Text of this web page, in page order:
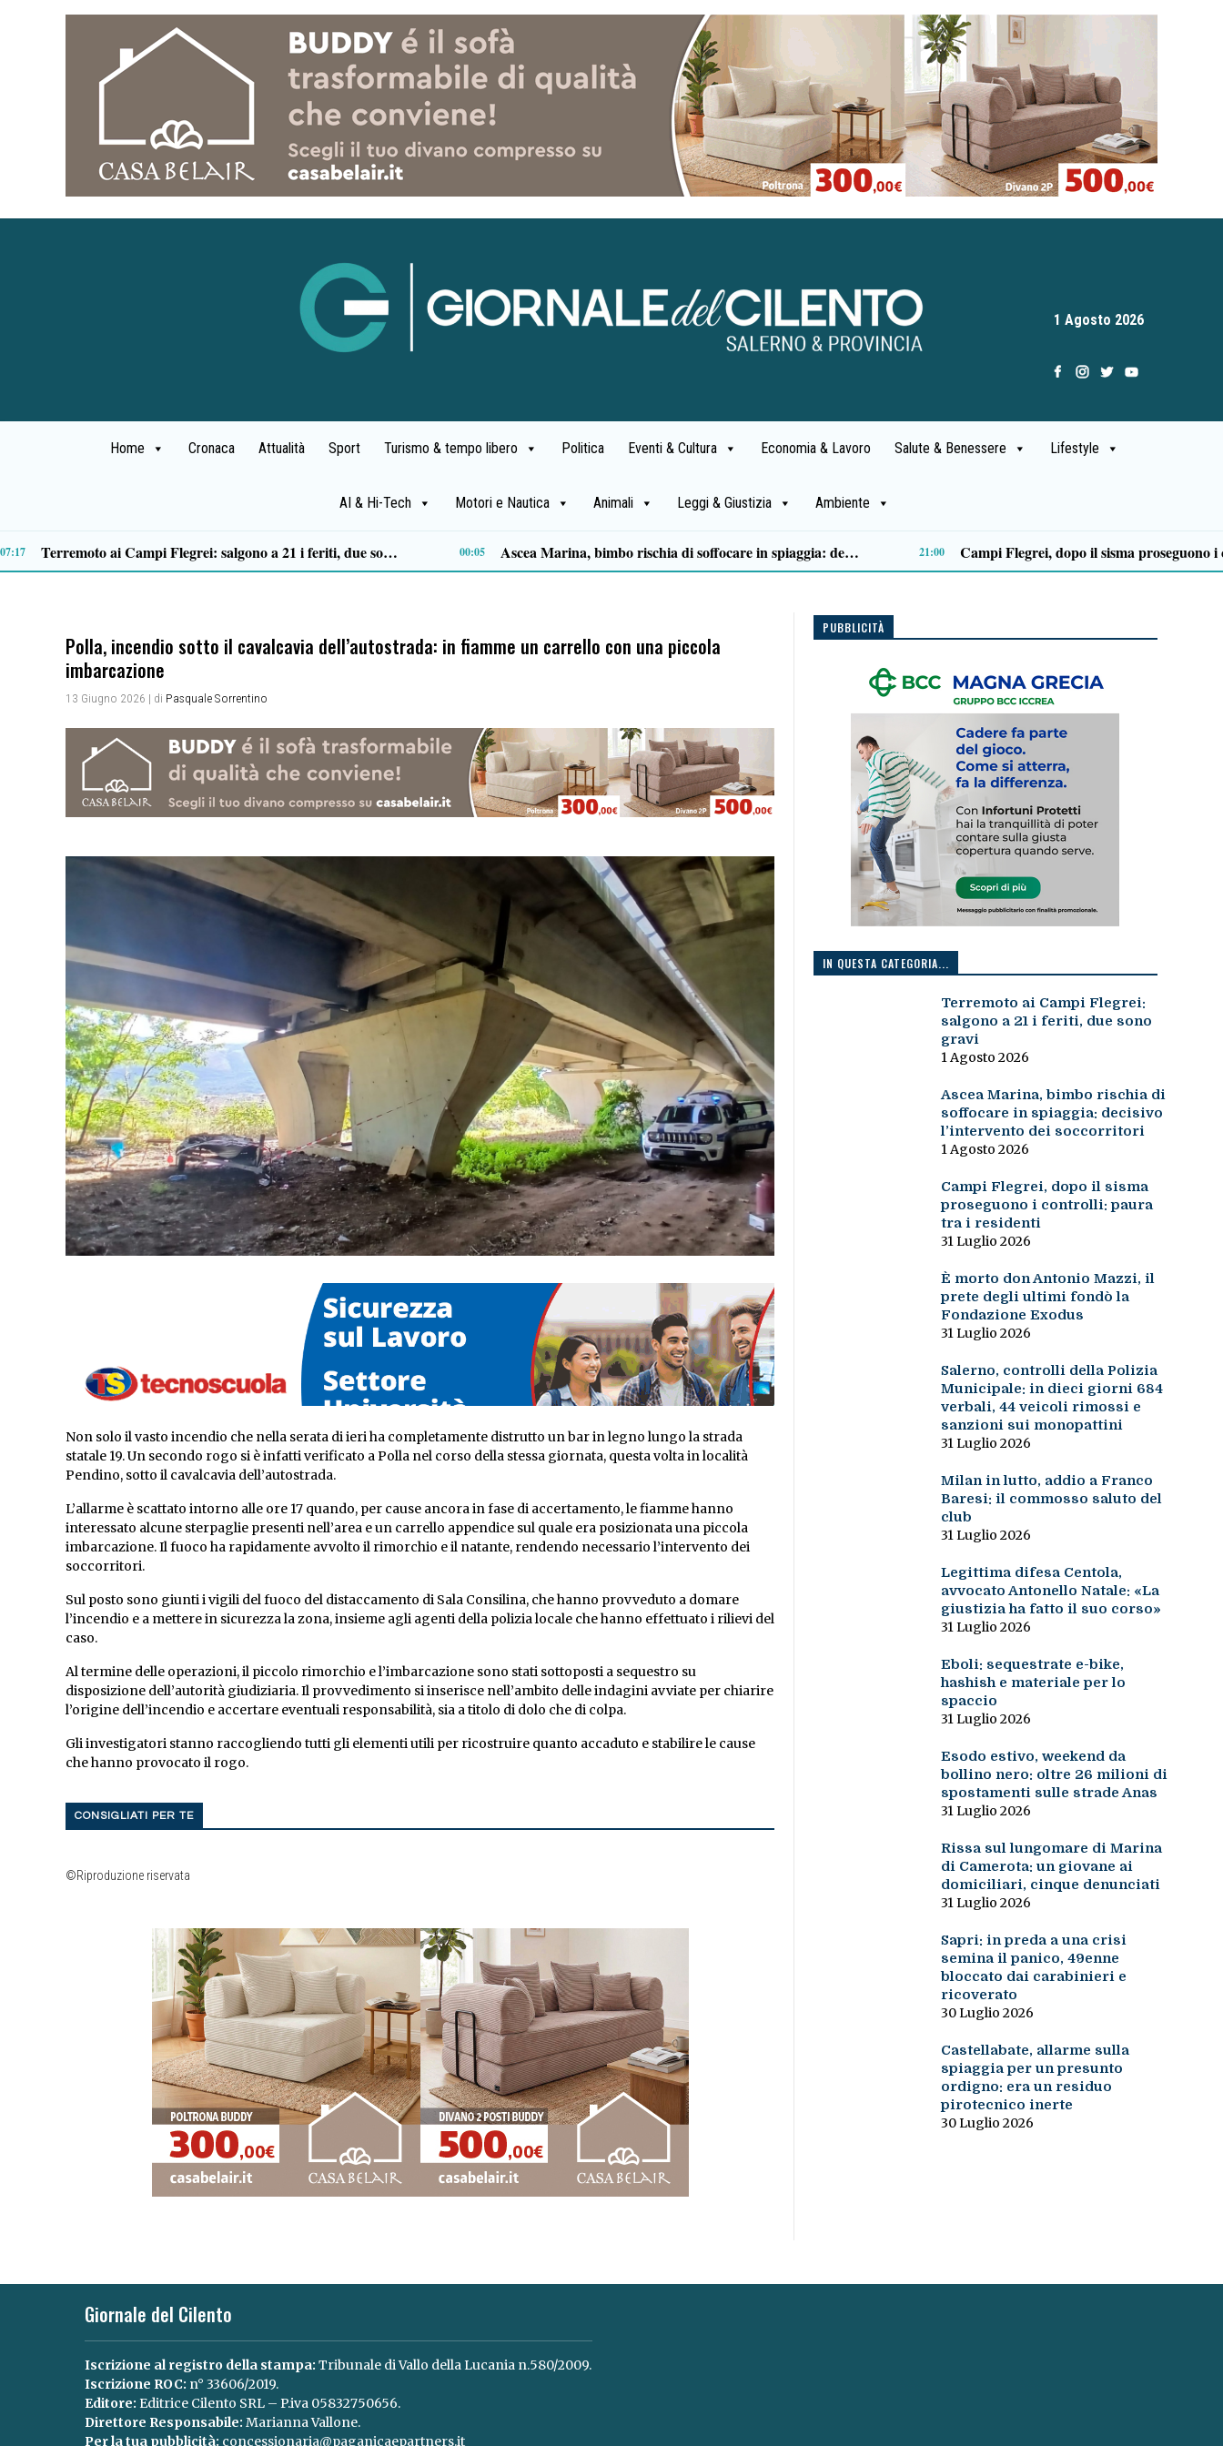
1 Agosto 2026
Home Cronaca Attualità Sport Turismo & tempo libero Politica Eventi & Cultura Economia & Lavoro Salute & Benessere Lifestyle
AI & Hi-Tech Motori e Nautica Animali Leggi & Giustizia Ambiente
Il MOA di Eboli ottiene il riconoscimento di Museo di interesse regionale 14:14 Milan in lutto, addio a Franco Baresi: il commosso saluto del club 13:53 Castellabate, Spinelli e Di Luccia uniscono le forze in vista delle comunali 2027 13:32
Polla, incendio sotto il cavalcavia dell’autostrada: in fiamme un carrello con una piccola
imbarcazione
13 Giugno 2026 | di Pasquale Sorrentino
Non solo il vasto incendio che nella serata di ieri ha completamente distrutto un bar in legno lungo la strada
statale 19. Un secondo rogo si è infatti verificato a Polla nel corso della stessa giornata, questa volta in località
Pendino, sotto il cavalcavia dell’autostrada.
L’allarme è scattato intorno alle ore 17 quando, per cause ancora in fase di accertamento, le fiamme hanno
interessato alcune sterpaglie presenti nell’area e un carrello appendice sul quale era posizionata una piccola
imbarcazione. Il fuoco ha rapidamente avvolto il rimorchio e il natante, rendendo necessario l’intervento dei
soccorritori.
Sul posto sono giunti i vigili del fuoco del distaccamento di Sala Consilina, che hanno provveduto a domare
l’incendio e a mettere in sicurezza la zona, insieme agli agenti della polizia locale che hanno effettuato i rilievi del
caso.
Al termine delle operazioni, il piccolo rimorchio e l’imbarcazione sono stati sottoposti a sequestro su
disposizione dell’autorità giudiziaria. Il provvedimento si inserisce nell’ambito delle indagini avviate per chiarire
l’origine dell’incendio e accertare eventuali responsabilità, sia a titolo di dolo che di colpa.
Gli investigatori stanno raccogliendo tutti gli elementi utili per ricostruire quanto accaduto e stabilire le cause
che hanno provocato il rogo.
CONSIGLIATI PER TE
©Riproduzione riservata
PUBBLICITÀ
IN QUESTA CATEGORIA...
Terremoto ai Campi Flegrei:
salgono a 21 i feriti, due sono
gravi
1 Agosto 2026
Ascea Marina, bimbo rischia di
soffocare in spiaggia: decisivo
l’intervento dei soccorritori
1 Agosto 2026
Campi Flegrei, dopo il sisma
proseguono i controlli: paura
tra i residenti
31 Luglio 2026
È morto don Antonio Mazzi, il
prete degli ultimi fondò la
Fondazione Exodus
31 Luglio 2026
Salerno, controlli della Polizia
Municipale: in dieci giorni 684
verbali, 44 veicoli rimossi e
sanzioni sui monopattini
31 Luglio 2026
Milan in lutto, addio a Franco
Baresi: il commosso saluto del
club
31 Luglio 2026
Legittima difesa Centola,
avvocato Antonello Natale: «La
giustizia ha fatto il suo corso»
31 Luglio 2026
Eboli: sequestrate e-bike,
hashish e materiale per lo
spaccio
31 Luglio 2026
Esodo estivo, weekend da
bollino nero: oltre 26 milioni di
spostamenti sulle strade Anas
31 Luglio 2026
Rissa sul lungomare di Marina
di Camerota: un giovane ai
domiciliari, cinque denunciati
31 Luglio 2026
Sapri: in preda a una crisi
semina il panico, 49enne
bloccato dai carabinieri e
ricoverato
30 Luglio 2026
Castellabate, allarme sulla
spiaggia per un presunto
ordigno: era un residuo
pirotecnico inerte
30 Luglio 2026
Giornale del Cilento
Iscrizione al registro della stampa: Tribunale di Vallo della Lucania n.580/2009.
Iscrizione ROC: n° 33606/2019.
Editore: Editrice Cilento SRL – P.iva 05832750656.
Direttore Responsabile: Marianna Vallone.
Per la tua pubblicità: concessionaria@paganicaepartners.it